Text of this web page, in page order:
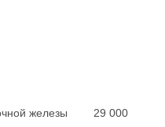
железы 29 000